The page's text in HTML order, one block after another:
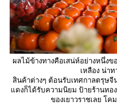
ผลไม้ข้างทางคือเสน่ห์อย่างหนึ่ง
เหลือง น่า
สินค้าต่างๆ ต้อนรับเทศกาลตรุษจี
ดงก็ได้รับความนิยม ป้ายร้านทอ
ของเยาวราชเลย โ